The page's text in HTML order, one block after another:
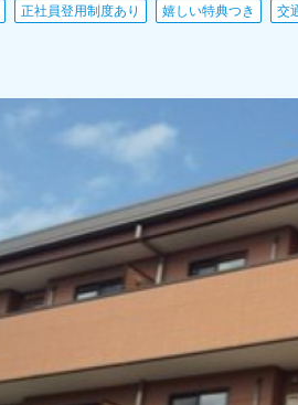
正社員登用制度あり 嬉しい特典つき 交